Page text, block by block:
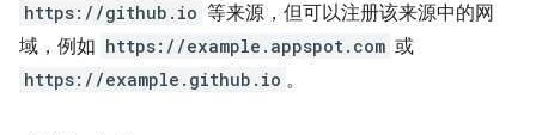
https://github.io 等来源，但可以注册该来源中的网
域，例如 https://example.appspot.com 或
https://example.github.io 。